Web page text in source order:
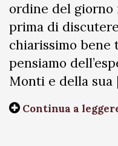
ordine del
prima di
chiarissimo bene
pensiamo
Monti e della
Continua a